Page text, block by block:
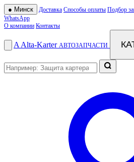
● Минск Доставка Способы оплаты Подбор
WhatsApp
О компании Контакты
A Alta-Karter АВТОЗАПЧАСТИ